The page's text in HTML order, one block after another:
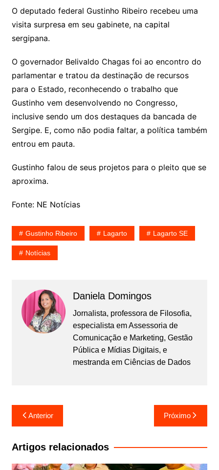
O deputado federal Gustinho Ribeiro recebeu uma
visita surpresa em seu gabinete, na capital
sergipana.
O governador Belivaldo Chagas foi ao encontro do
parlamentar e tratou da destinação de recursos
para o Estado, reconhecendo o trabalho que
Gustinho vem desenvolvendo no Congresso,
inclusive sendo um dos destaques da bancada de
Sergipe. E, como não podia faltar, a política também
entrou em pauta.
Gustinho falou de seus projetos para o pleito que se
aproxima.
Fonte: NE Notícias
Gustinho Ribeiro Lagarto Lagarto SE
Notícias
Daniela Domingos
Jornalista, professora de Filosofia,
especialista em Assessoria de
Comunicação e Marketing, Gestão
Pública e Mídias Digitais, e
mestranda em Ciências de Dados
Navegação
de
Post
Anterior Próximo
Artigos relacionados